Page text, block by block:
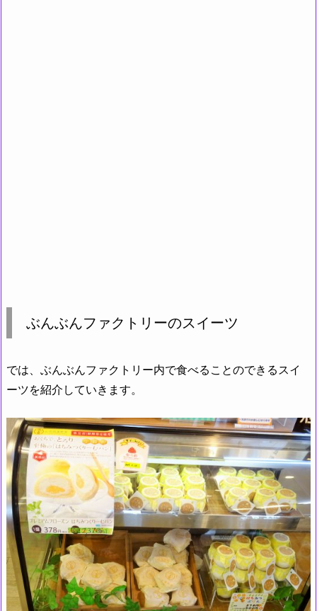
ぶんぶんファクトリーのスイーツ
では、ぶんぶんファクトリー内で食べることのできるスイ
ーツを紹介していきます。